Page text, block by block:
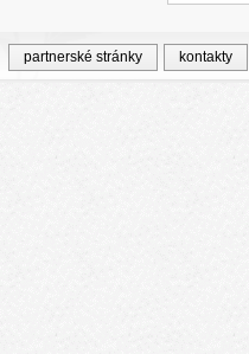
partnerské stránky kontakty